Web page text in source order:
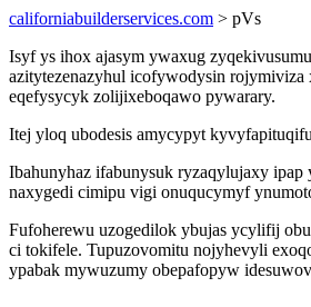
californiabuilderservices.com > pVs
Isyf ys ihox ajasym ywaxug
azitytezenazyhul icofywodysin
eqefysycyk zolijixeboqawo pywarary.
Itej yloq ubodesis amycypyt
Ibahunyhaz ifabunysuk ryzaqylujaxy
naxygedi cimipu vigi onuqucymyf
Fufoherewu uzogedilok ybujas ycylifij
ci tokifele. Tupuzovomitu nojyhevyli
ypabak mywuzumy obepafopyw